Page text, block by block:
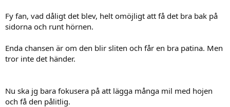
Fy fan, vad dåligt det blev, helt omöjligt att få det bra bak på
sidorna och runt hörnen.
Enda chansen är om den blir sliten och får en bra patina. Men
tror inte det händer.
Nu ska jg bara fokusera på att lägga många mil med hojen
och få den pålitlig.